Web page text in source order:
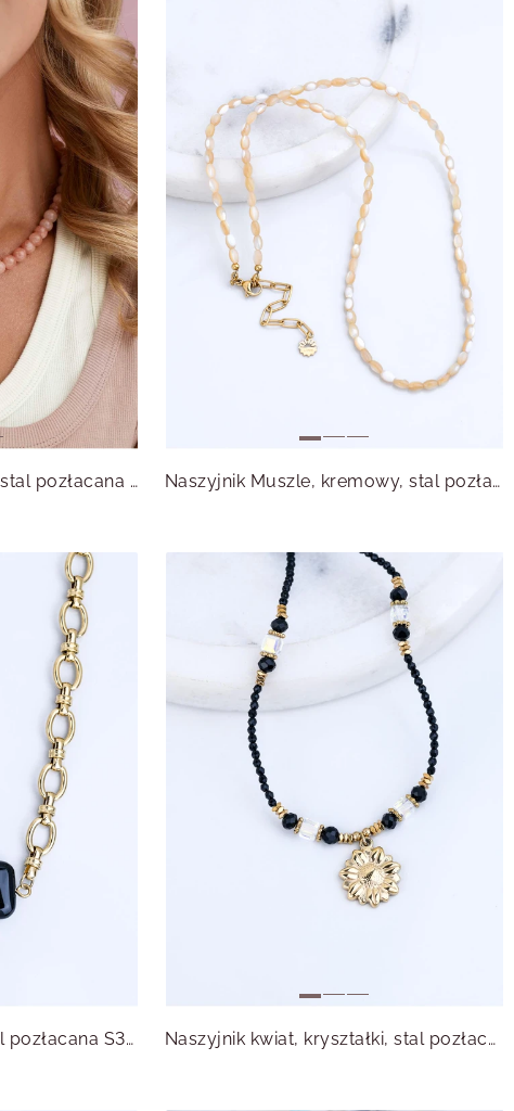
Naszyjnik Rozeta Vezzi, stal pozłacana S316341Z00 Naszyjnik Muszle, kremowy, stal pozłacana S316283Z00
Naszyjnik Obsydian, stal pozłacana S316303Z00 Naszyjnik kwiat, kryształki, stal pozłacana S316203Z00